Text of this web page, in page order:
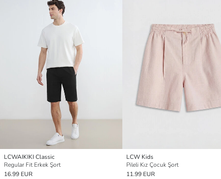
LCWAIKIKI Classic
Regular Fit Erkek Şort
16.99 EUR
LCW Kids
Pileli Kız Çocuk Şort
11.99 EUR